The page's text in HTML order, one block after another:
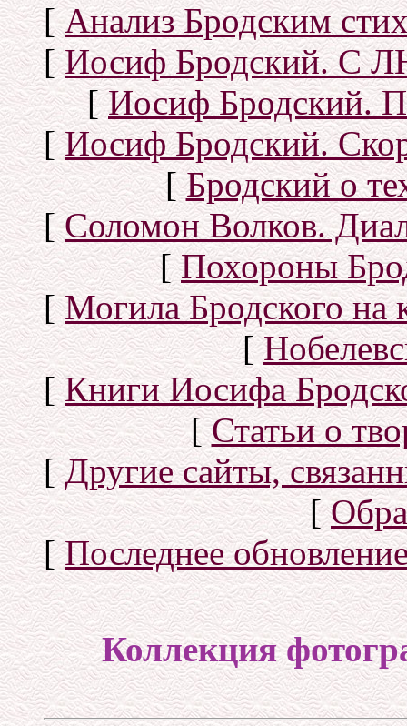
[Анализ Бродским
[Иосиф Бродский. С
[Иосиф Бродский.
[Иосиф Бродский.
[Бродский о
[Соломон Волков.
[Похороны
[Могила Бродского
[
[Книги Иосифа
[Статьи о
[Другие сайты,
[
[Последнее
Коллекция